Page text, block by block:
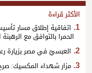
الأكثر قراءة
اتفاقية إطلاق مسار
الحمرا بالتوافق مع
العبسيّ في مصر بزيارة
مزار شهداء المكسيك: